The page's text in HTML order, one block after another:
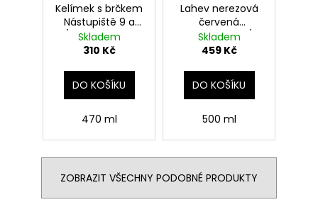
Kelímek s brčkem
Nástupiště 9 a
3/4, Harry Potter
Skladem
310 Kč
DO KOŠÍKU
470 ml
Lahev nerezová
červená
Nástupiště 9 3/4,
Harry Potter
Skladem
459 Kč
DO KOŠÍKU
500 ml
ZOBRAZIT VŠECHNY PODOBNÉ PRODUKTY